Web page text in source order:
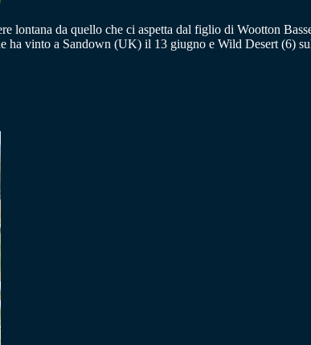
lontana da quello che ci aspetta dal figlio di Wootton
ha vinto a Sandown (UK) il 13 giugno e Wild Desert (6)